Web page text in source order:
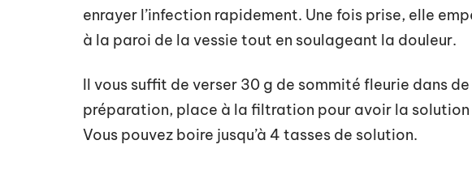
enrayer l’infection rapidement. Une fois prise, elle
à la paroi de la vessie tout en soulageant la douleur.
Il vous suffit de verser 30 g de sommité fleurie dans
préparation, place à la filtration pour avoir la solution
Vous pouvez boire jusqu’à 4 tasses de solution.